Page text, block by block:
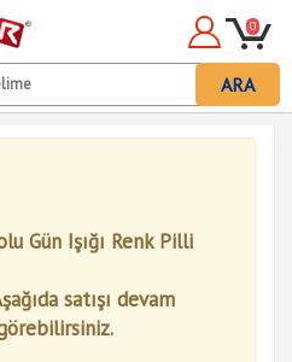
ARA
0
Gün Işığı Renk Pilli
satışı devam